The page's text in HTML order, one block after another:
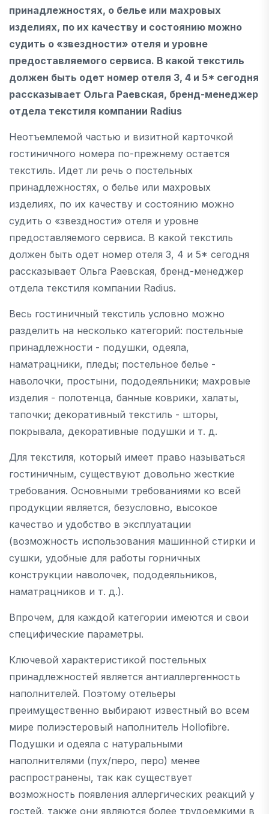
принадлежностях, о белье или махровых
изделиях, по их качеству и состоянию можно
судить о «звездности» отеля и уровне
предоставляемого сервиса. В какой текстиль
должен быть одет номер отеля 3, 4 и 5* сегодня
рассказывает Ольга Раевская, бренд-менеджер
отдела текстиля компании Radius
Неотъемлемой частью и визитной карточкой
гостиничного номера по-прежнему остается
текстиль. Идет ли речь о постельных
принадлежностях, о белье или махровых
изделиях, по их качеству и состоянию можно
судить о «звездности» отеля и уровне
предоставляемого сервиса. В какой текстиль
должен быть одет номер отеля 3, 4 и 5* сегодня
рассказывает Ольга Раевская, бренд-менеджер
отдела текстиля компании Radius.
Весь гостиничный текстиль условно можно
разделить на несколько категорий: постельные
принадлежности - подушки, одеяла,
наматрацники, пледы; постельное белье -
наволочки, простыни, пододеяльники; махровые
изделия - полотенца, банные коврики, халаты,
тапочки; декоративный текстиль - шторы,
покрывала, декоративные подушки и т. д.
Для текстиля, который имеет право называться
гостиничным, существуют довольно жесткие
требования. Основными требованиями ко всей
продукции является, безусловно, высокое
качество и удобство в эксплуатации
(возможность использования машинной стирки и
сушки, удобные для работы горничных
конструкции наволочек, пододеяльников,
наматрацников и т. д.).
Впрочем, для каждой категории имеются и свои
специфические параметры.
Ключевой характеристикой постельных
принадлежностей является антиаллергенность
наполнителей. Поэтому отельеры
преимущественно выбирают известный во всем
мире полиэстеровый наполнитель Hollofibre.
Подушки и одеяла с натуральными
наполнителями (пух/перо, перо) менее
распространены, так как существует
возможность появления аллергических реакций у
гостей, также они являются более трудоемкими в